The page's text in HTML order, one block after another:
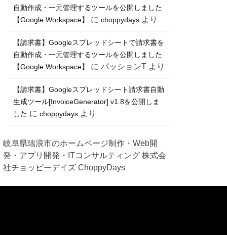
自動作成・一元管理するツールを公開しました
【Google Workspace】
に choppydays より
【請求書】Googleスプレッドシートで請求書を
自動作成・一元管理するツールを公開しました
【Google Workspace】
に パッションT より
【請求書】Googleスプレッドシート請求書自動
生成ツール[InvoiceGenerator] v1.8を公開しま
した に choppydays より
岐阜県瑞浪市のホームページ制作・Web開
発・アプリ開発・ITコンサルティング 株式会
社チョッピーデイズ ChoppyDays